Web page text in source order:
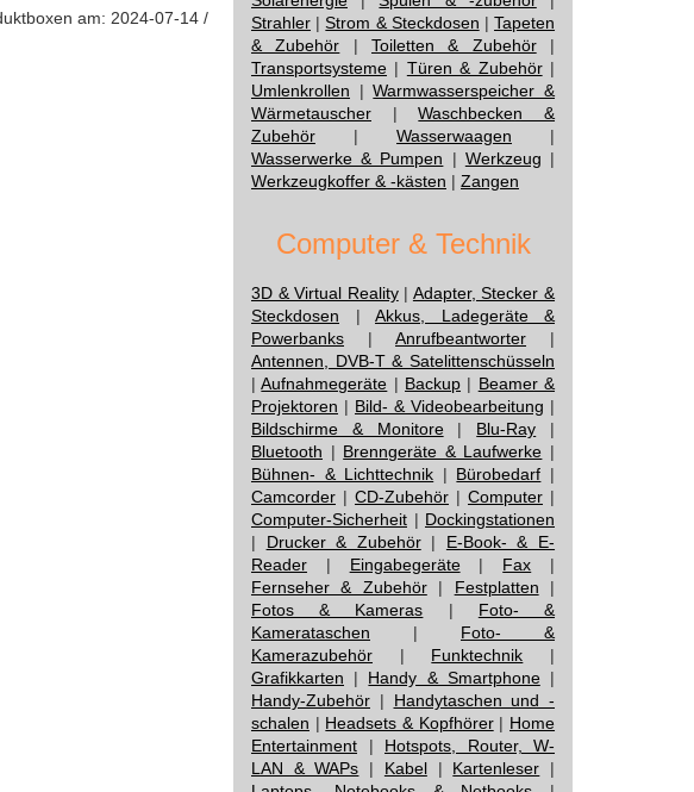
am: 2024-07-14 /
Strahler |Strom & Steckdosen |Tapeten
& Zubehör |Toiletten & Zubehör|
Transportsysteme | Türen & Zubehör|
Umlenkrollen |Warmwasserspeicher &
Wärmetauscher |Waschbecken &
Zubehör | Wasserwaagen |
Wasserwerke & Pumpen | Werkzeug |
Werkzeugkoffer & -kästen | Zangen
Computer & Technik
3D & Virtual Reality| Adapter, Stecker &
Steckdosen | Akkus, Ladegeräte &
Powerbanks | Anrufbeantworter |
Antennen, DVB-T & Satelittenschüsseln
|Aufnahmegeräte | Backup | Beamer &
Projektoren | Bild- & Videobearbeitung |
Bildschirme & Monitore| Blu-Ray |
Bluetooth | Brenngeräte & Laufwerke |
Bühnen- & Lichttechnik | Bürobedarf |
Camcorder | CD-Zubehör | Computer |
Computer-Sicherheit | Dockingstationen
| Drucker & Zubehör| E-Book- & E-
Reader | Eingabegeräte| Fax |
Fernseher & Zubehör| Festplatten |
Fotos & Kameras | Foto- &
Kamerataschen | Foto- &
Kamerazubehör | Funktechnik |
Grafikkarten | Handy & Smartphone|
Handy-Zubehör | Handytaschen und -
schalen | Headsets & Kopfhörer| Home
Entertainment | Hotspots, Router, W-
LAN & WAPs | Kabel| Kartenleser |